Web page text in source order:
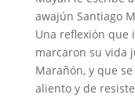
awajún Santiago
Una reflexión que
marcaron su vida
Marañón, y que
aliento y de